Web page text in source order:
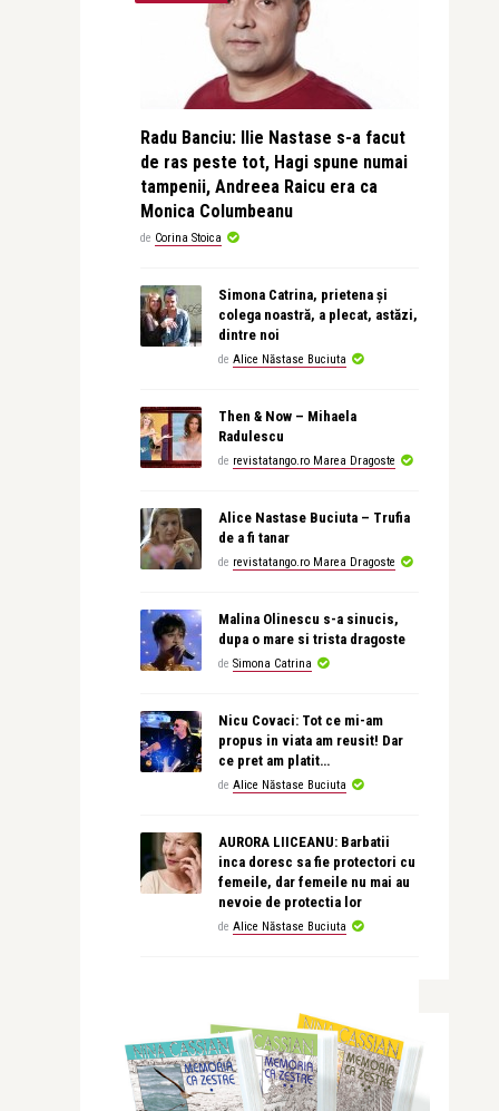
Radu Banciu: Ilie Nastase s-a facut
de ras peste tot, Hagi spune numai
tampenii, Andreea Raicu era ca
Monica Columbeanu
de Corina Stoica
Simona Catrina, prietena și
colega noastră, a plecat, astăzi,
dintre noi
de Alice Năstase Buciuta
Then & Now – Mihaela
Radulescu
de revistatango.ro Marea Dragoste
Alice Nastase Buciuta – Trufia
de a fi tanar
de revistatango.ro Marea Dragoste
Malina Olinescu s-a sinucis,
dupa o mare si trista dragoste
de Simona Catrina
Nicu Covaci: Tot ce mi-am
propus in viata am reusit! Dar
ce pret am platit…
de Alice Năstase Buciuta
AURORA LIICEANU: Barbatii
inca doresc sa fie protectori cu
femeile, dar femeile nu mai au
nevoie de protectia lor
de Alice Năstase Buciuta